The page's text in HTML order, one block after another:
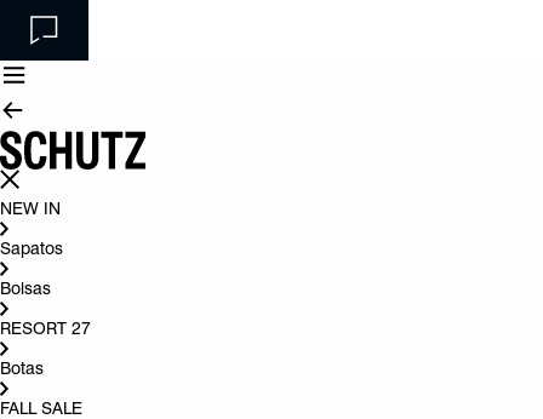
NEW IN
Sapatos
Bolsas
RESORT 27
Botas
FALL SALE